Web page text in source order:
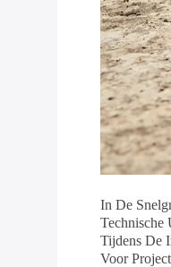
In De
Technische
Tijdens De
Voor